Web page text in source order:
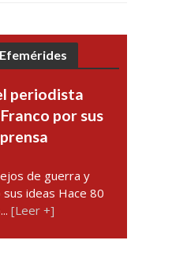
periodista
por sus
de guerra y
ideas Hace 80
[Leer +]